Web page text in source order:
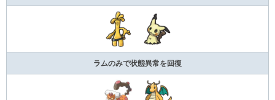
ラムのみで状態異常を回復